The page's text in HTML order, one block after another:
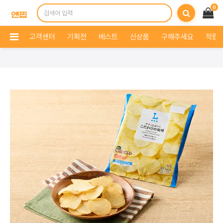
0
고객센터 기획전 베스트 신상품 구해주세요 적립